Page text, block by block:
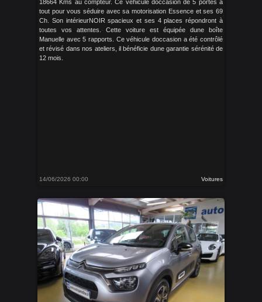
18664 Kms au compteur. Ce véhicule doccasion de 5 portes a
tout pour vous séduire avec sa motorisation Essence et ses 69
Ch. Son intérieurNOIR spacieux et ses 4 places répondront à
toutes vos attentes. Cette voiture est équipée dune boîte
Manuelle avec 5 rapports. Ce véhicule doccasion a été contrôlé
et révisé dans nos ateliers, il bénéficie dune garantie sérénité de
12 mois.
14/06/2026 00:00 Voitures